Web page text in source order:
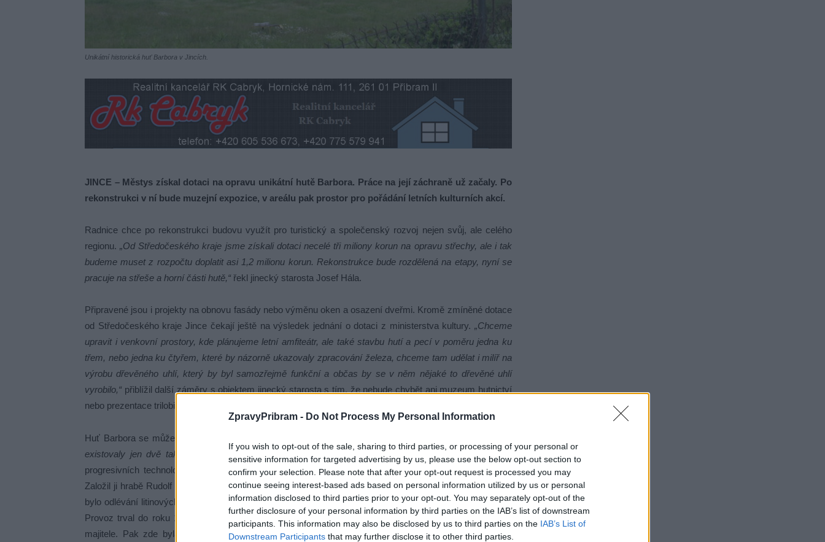
ZpravyPribram - Do Not Process My Personal Information
If you wish to opt-out of the sale, sharing to third parties, or processing of your personal or
sensitive information for targeted advertising by us, please use the below opt-out section to
confirm your selection. Please note that after your opt-out request is processed you may
continue seeing interest-based ads based on personal information utilized by us or personal
information disclosed to third parties prior to your opt-out. You may separately opt-out of the
further disclosure of your personal information by third parties on the IAB’s list of downstream
participants. This information may also be disclosed by us to third parties on the IAB’s List of
Downstream Participants that may further disclose it to other third parties.
Unikátní historická huť Barbora v Jincích.
JINCE – Městys získal dotaci na opravu unikátní hutě Barbora. Práce na její záchraně už začaly. Po
rekonstrukci v ní bude muzejní expozice, v areálu pak prostor pro pořádání letních kulturních akcí.
Radnice chce po rekonstrukci budovu využít pro turistický a společenský rozvoj nejen svůj, ale celého
regionu.„Od Středočeského kraje jsme získali dotaci necelé tři miliony korun na opravu střechy, ale i tak
budeme muset z rozpočtu doplatit asi 1,2 milionu korun. Rekonstrukce bude rozdělená na etapy, nyní se
pracuje na střeše a horní části hutě,“ řekl jinecký starosta Josef Hála.
Připravené jsou i projekty na obnovu fasády nebo výměnu oken a osazení dveřmi. Kromě zmíněné dotace
od Středočeského kraje Jince čekají ještě na výsledek jednání o dotaci z ministerstva kultury. „Chceme
upravit i venkovní prostory, kde plánujeme letní amfiteátr, ale také stavbu hutí a pecí v poměru jedna ku
třem, nebo jedna ku čtyřem, které by názorně ukazovaly zpracování železa, chceme tam udělat i milíř na
výrobu dřevěného uhlí, který by byl samozřejmě funkční a občas by se v něm nějaké to dřevěné uhlí
vyrobilo,“ přiblížil další záměry s objektem jinecký starosta s tím, že nebude chybět ani muzeum hutnictví
nebo prezentace trilobitů, jejich naleziště jsou v okolí.
Huť Barbora se může pochlubit unikátními stropy, ale také svou jedinečností v rámci Evropy.
existovaly jen dvě takové huti, druhá je ve Francii,“
upozornil Josef Hála. Huť pracovala na základě
progresivních technologických prvků, které se potom aplikovaly do hutí na území Rakouska-Uherska.
Založil ji hrabě Rudolf Vrbna na počátku 19. století. Do provozu byla uvedena roku 1810. Její specializací
bylo odlévání litinových trubek. Vyráběly se zde ale i další strojní součásti a houskové železo pro hamry.
Provoz trval do roku 1874, kdy už nedokázala konkurovat okolním hutím. Jméno získala po manželce
majitele. Pak zde byla až do 50. let 20. století pila. Poté objekt sloužil jako skladiště zemědělského